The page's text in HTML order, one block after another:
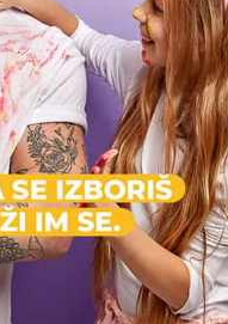
✨ „Pepeljuga – gde se svaka igra pretvara u bajku!“
Lulu